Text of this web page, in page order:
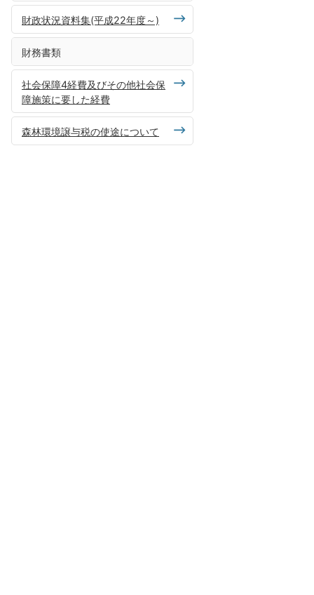
財政状況資料集(平成22年度～)
財務書類
社会保障4経費及びその他社会保
障施策に要した経費
森林環境譲与税の使途について